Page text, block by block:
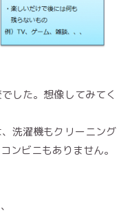
した。想像してみてく
洗濯機もクリーニング
ンビニもありません。